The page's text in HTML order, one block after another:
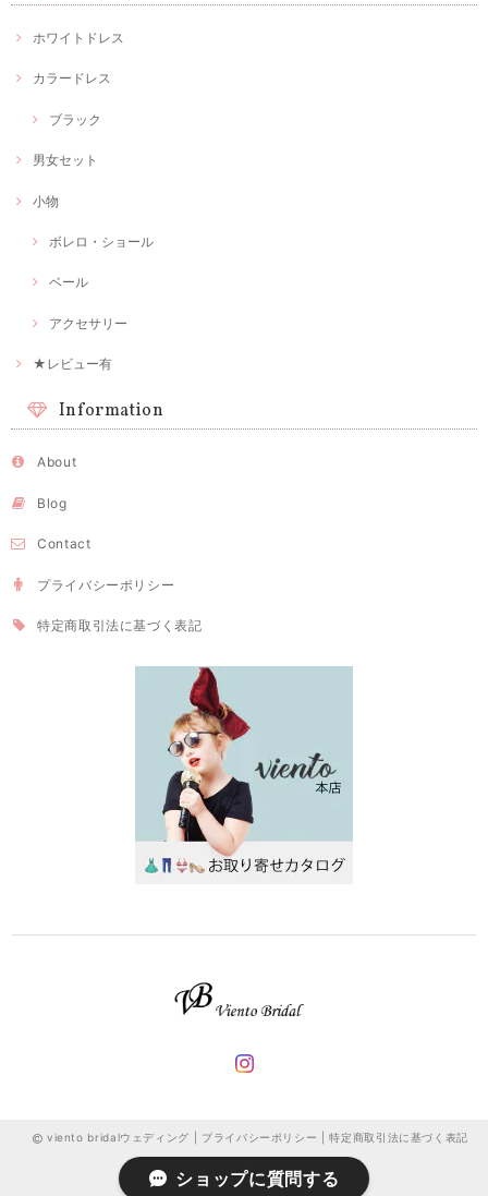
ホワイトドレス
カラードレス
ブラック
男女セット
小物
ボレロ・ショール
ベール
アクセサリー
★レビュー有
Information
About
Blog
Contact
プライバシーポリシー
特定商取引法に基づく表記
viento bridalウェディング | プライバシーポリシー |特定商取引法に基づく表記
ショップに質問する